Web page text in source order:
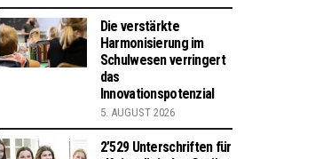
Die verstärkte
Harmonisierung im
Schulwesen verringert
das
Innovationspotenzial
5. AUGUST 2026
2’529 Unterschriften für